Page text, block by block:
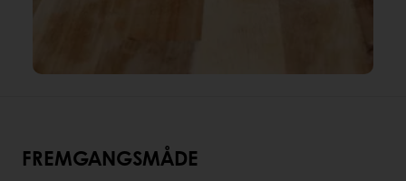
FREMGANGSMÅDE